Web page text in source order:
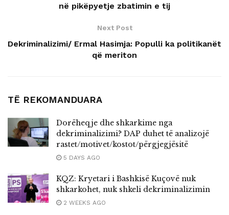
në pikëpyetje zbatimin e tij
Next Post
Dekriminalizimi/ Ermal Hasimja: Populli ka politikanët
që meriton
TË REKOMANDUARA
Dorëheqje dhe shkarkime nga
dekriminalizimi? DAP duhet të analizojë
rastet/motivet/kostot/përgjegjësitë
5 DAYS AGO
KQZ: Kryetari i Bashkisë Kuçovë nuk
shkarkohet, nuk shkeli dekriminalizimin
2 WEEKS AGO